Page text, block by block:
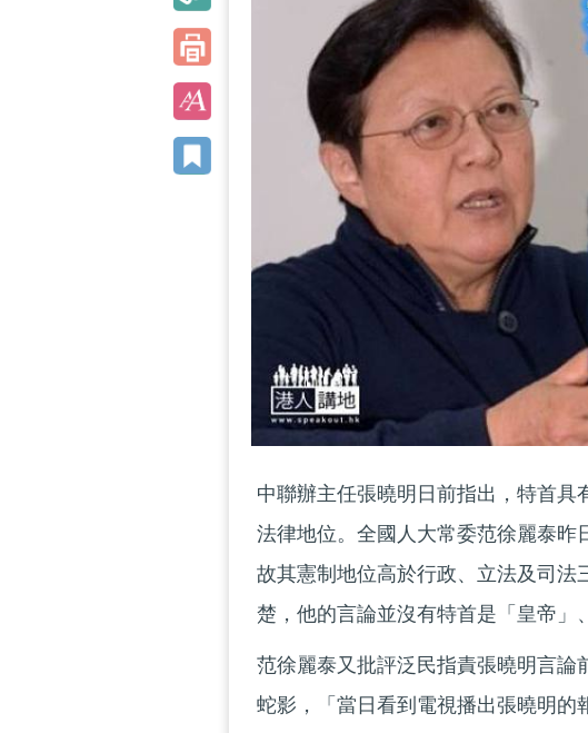
中聯辦主任張曉明日前指出，特首
法律地位。全國人大常委范徐麗泰
故其憲制地位高於行政、立法及司
楚，他的言論並沒有特首是「皇帝」
范徐麗泰又批評泛民指責張曉明言
蛇影，「當日看到電視播出張曉明